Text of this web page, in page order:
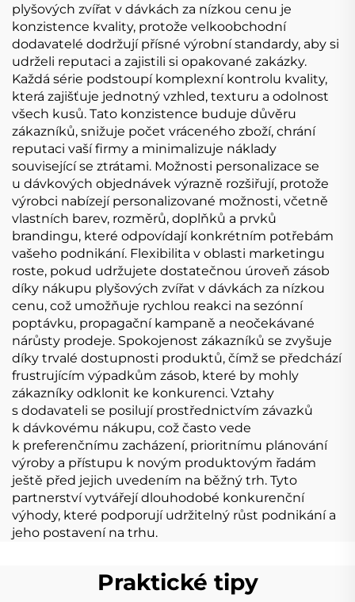
plyšových zvířat v dávkách za nízkou cenu je
konzistence kvality, protože velkoobchodní
dodavatelé dodržují přísné výrobní standardy, aby si
udrželi reputaci a zajistili si opakované zakázky.
Každá série podstoupí komplexní kontrolu kvality,
která zajišťuje jednotný vzhled, texturu a odolnost
všech kusů. Tato konzistence buduje důvěru
zákazníků, snižuje počet vráceného zboží, chrání
reputaci vaší firmy a minimalizuje náklady
související se ztrátami. Možnosti personalizace se
u dávkových objednávek výrazně rozšiřují, protože
výrobci nabízejí personalizované možnosti, včetně
vlastních barev, rozměrů, doplňků a prvků
brandingu, které odpovídají konkrétním potřebám
vašeho podnikání. Flexibilita v oblasti marketingu
roste, pokud udržujete dostatečnou úroveň zásob
díky nákupu plyšových zvířat v dávkách za nízkou
cenu, což umožňuje rychlou reakci na sezónní
poptávku, propagační kampaně a neočekávané
nárůsty prodeje. Spokojenost zákazníků se zvyšuje
díky trvalé dostupnosti produktů, čímž se předchází
frustrujícím výpadkům zásob, které by mohly
zákazníky odklonit ke konkurenci. Vztahy
s dodavateli se posilují prostřednictvím závazků
k dávkovému nákupu, což často vede
k preferenčnímu zacházení, prioritnímu plánování
výroby a přístupu k novým produktovým řadám
ještě před jejich uvedením na běžný trh. Tyto
partnerství vytvářejí dlouhodobé konkurenční
výhody, které podporují udržitelný růst podnikání a
jeho postavení na trhu.
Praktické tipy